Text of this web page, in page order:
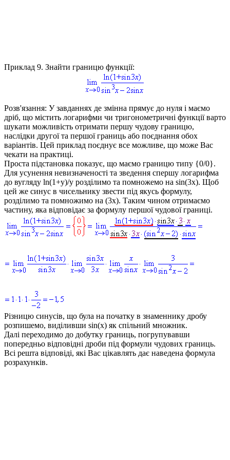
Приклад 9. Знайти границю функції:
Розв'язання: У завданнях де змінна прямує до нуля і маємо
дріб, що містить логарифми чи тригонометричні функції варто
шукати можливість отримати першу чудову границю,
наслідки другої та першої границь або поєднання обох
варіантів. Цей приклад поєднує все можливе, що може Вас
чекати на практиці.
Проста підстановка показує, що маємо границю типу {0/0}.
Для усунення невизначеності та зведення спершу логарифма
до вугляду ln(1+y)/y розділимо та помножемо на sin(3x). Щоб
цей же синус в чисельнику звести під якусь формулу,
розділимо та помножимо на (3x). Таким чином отримаємо
частину, яка відповідає за формулу першої чудової границі.
Різницю синусів, що була на початку в знаменнику дробу
розпишемо, виділивши sin(x) як спільний множник.
Далі переходимо до добутку границь, погрупувавши
попередньо відповідні дроби під формули чудових границь.
Всі решта відповіді, які Вас цікавлять дає наведена формула
розрахунків.